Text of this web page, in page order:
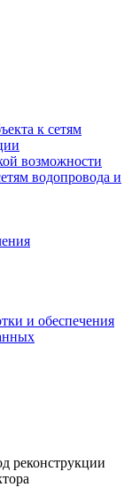
к сетям
возможности
водопровода и
и обеспечения
реконструкции